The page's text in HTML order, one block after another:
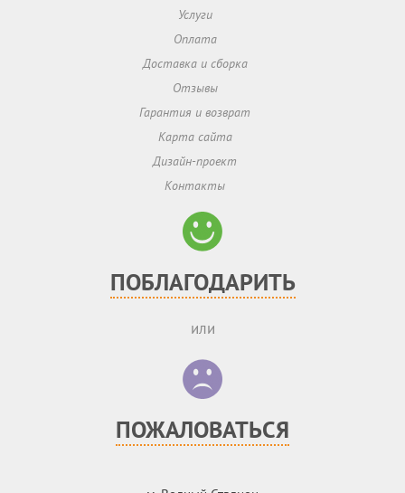
Услуги
Оплата
Доставка и сборка
Отзывы
Гарантия и возврат
Карта сайта
Дизайн-проект
Контакты
ПОБЛАГОДАРИТЬ
или
ПОЖАЛОВАТЬСЯ